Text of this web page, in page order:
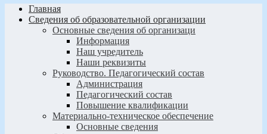
Главная
Сведения об образовательной организации
Основные сведения об организаци
Информация
Наш учредитель
Наши реквизиты
Руководство. Педагогический состав
Администрация
Педагогический состав
Повышение квалификации
Материально-техническое обеспечение
Основные сведения